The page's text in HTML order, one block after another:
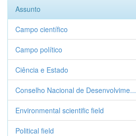
Assunto
Campo científico
Campo político
Ciência e Estado
Conselho Nacional de Desenvolvime...
Environmental scientific field
Political field